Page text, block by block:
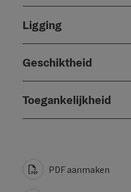
Ligging
Geschiktheid
Toegankelijkheid
PDF aanmaken